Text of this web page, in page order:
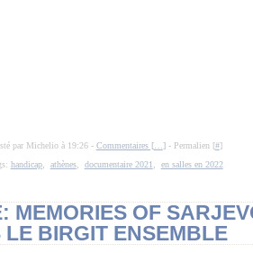
par Michelio à 19:26 - Commentaires [… ]- Permalien [#]
handicap, athènes, documentaire 2021 en salles en 2022
MEMORIES OF
BIRGIT ENSEMBLE